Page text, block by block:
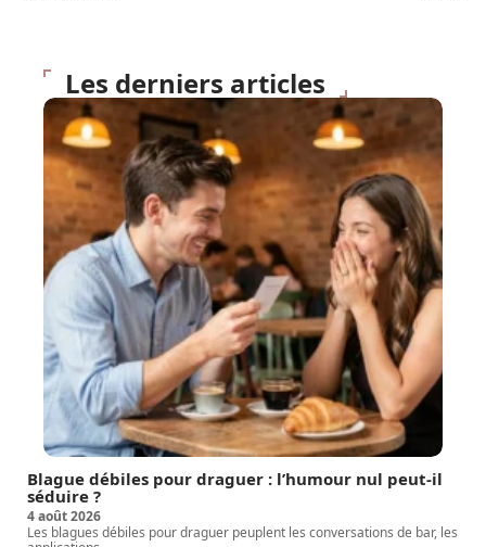
Les derniers articles
Blague débiles pour draguer : l’humour nul peut-il
séduire ?
4 août 2026
Les blagues débiles pour draguer peuplent les conversations de bar, les